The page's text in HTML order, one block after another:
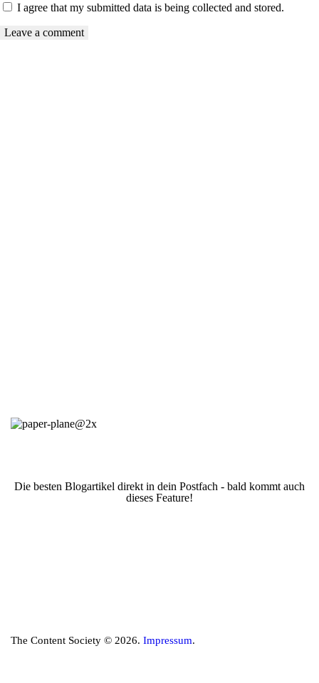
I agree that my submitted data is being collected and stored.
Die besten Blogartikel direkt in dein Postfach - bald kommt auch
dieses Feature!
The Content Society © 2026. Impressum.